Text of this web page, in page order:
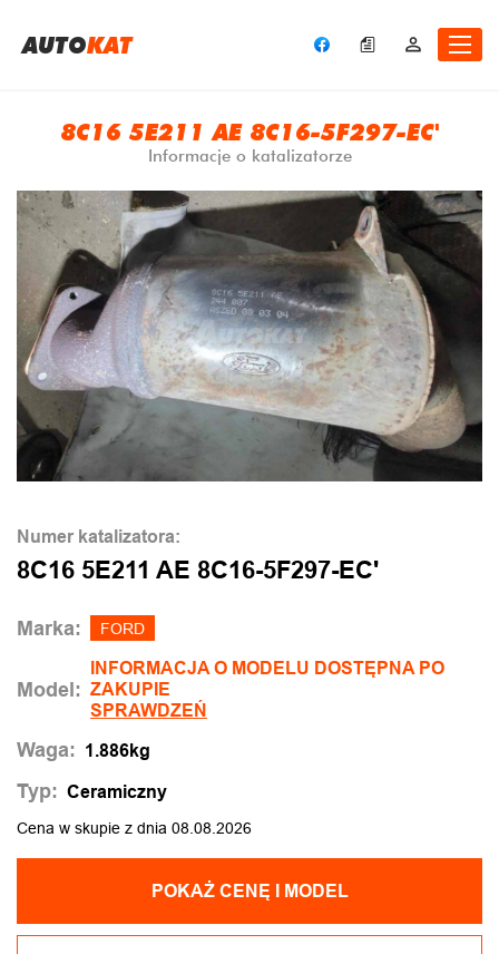
AUTOKAT
8C16 5E211 AE 8C16-5F297-EC'
Informacje o katalizatorze
Numer katalizatora:
8C16 5E211 AE 8C16-5F297-EC'
Marka: FORD
Model:
INFORMACJA O MODELU DOSTĘPNA PO
ZAKUPIE
SPRAWDZEŃ
Waga: 1.886kg
Typ: Ceramiczny
Cena w skupie z dnia 08.08.2026
POKAŻ CENĘ I MODEL